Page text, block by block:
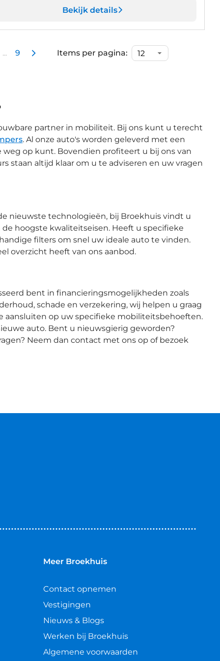
Bekijk details
... 9 Items per pagina:
partner in mobiliteit. Bij ons kunt u terecht
. Al onze auto's worden geleverd met een
op kunt. Bovendien profiteert u bij ons van
staan altijd klaar om u te adviseren en uw vragen
nieuwste technologieën, bij Broekhuis vindt u
hoogste kwaliteitseisen. Heeft u specifieke
filters om snel uw ideale auto te vinden.
overzicht heeft van ons aanbod.
bent in financieringsmogelijkheden zoals
schade en verzekering, wij helpen u graag
aansluiten op uw specifieke mobiliteitsbehoeften.
auto. Bent u nieuwsgierig geworden?
Neem dan contact met ons op of bezoek
Meer Broekhuis
Contact opnemen
Vestigingen
Nieuws & Blogs
Werken bij Broekhuis
Algemene voorwaarden